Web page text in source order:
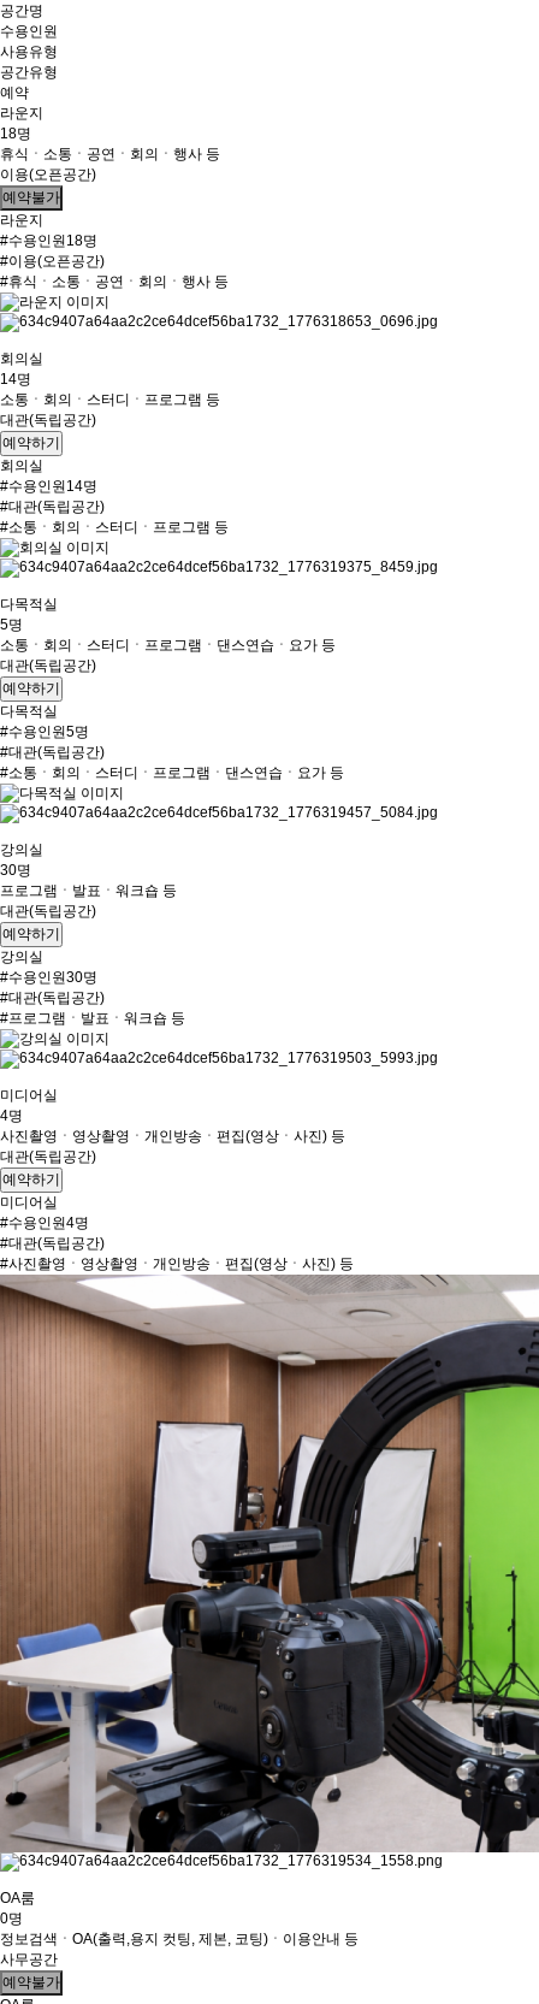
공간명
수용인원
사용유형
공간유형
예약
라운지
18명
휴식ㆍ소통ㆍ공연ㆍ회의ㆍ행사 등
이용(오픈공간)
예약불가
라운지
#수용인원18명
#이용(오픈공간)
#휴식ㆍ소통ㆍ공연ㆍ회의ㆍ행사 등
회의실
14명
소통ㆍ회의ㆍ스터디ㆍ프로그램 등
대관(독립공간)
예약하기
회의실
#수용인원14명
#대관(독립공간)
#소통ㆍ회의ㆍ스터디ㆍ프로그램 등
다목적실
5명
소통ㆍ회의ㆍ스터디ㆍ프로그램ㆍ댄스연습ㆍ요가 등
대관(독립공간)
예약하기
다목적실
#수용인원5명
#대관(독립공간)
#소통ㆍ회의ㆍ스터디ㆍ프로그램ㆍ댄스연습ㆍ요가 등
강의실
30명
프로그램ㆍ발표ㆍ워크숍 등
대관(독립공간)
예약하기
강의실
#수용인원30명
#대관(독립공간)
#프로그램ㆍ발표ㆍ워크숍 등
미디어실
4명
사진촬영ㆍ영상촬영ㆍ개인방송ㆍ편집(영상ㆍ사진) 등
대관(독립공간)
예약하기
미디어실
#수용인원4명
#대관(독립공간)
#사진촬영ㆍ영상촬영ㆍ개인방송ㆍ편집(영상ㆍ사진) 등
OA룸
0명
정보검색ㆍOA(출력,용지 컷팅, 제본, 코팅)ㆍ이용안내 등
사무공간
예약불가